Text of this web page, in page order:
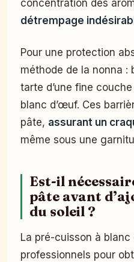
concentration des
détrempage
Pour une protection
méthode de la nonna :
tarte d’une fine
blanc d’œuf. Ces
pâte, assurant un
même sous une
Est-il
pâte avant
du soleil ?
La pré-cuisson à
professionnels pour